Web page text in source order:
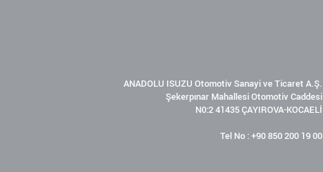
ANADOLU ISUZU Otomotiv Sanayi ve Ticaret A.Ş.
Şekerpınar Mahallesi Otomotiv Caddesi
N0:2 41435 ÇAYIROVA-KOCAELİ
Tel No : +90 850 200 19 00